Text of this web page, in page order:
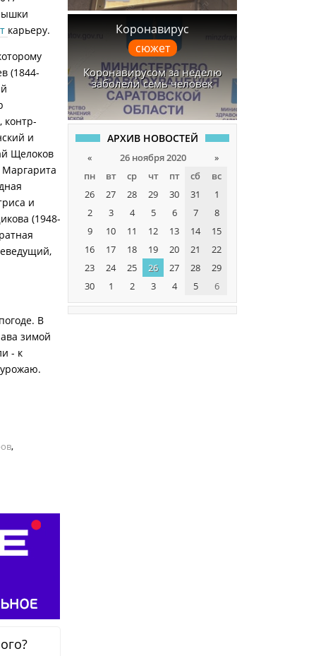
карьеру.
(1844-
контр-
и
Щелоков
Маргарита
и
(1948-
В
зимой
- к
,
Коронавирус
сюжет
Коронавирусом за неделю
заболели семь человек
АРХИВ НОВОСТЕЙ
« 26 ноября 2020
»
пн
вт ср чт пт сб
вс
26
27 28 29 30 31
1
2
3 4 5 6 7
8
9
10 11 12 13 14
15
16
17 18 19 20 21
22
23
24 25 26 27 28
29
30
1 2 3 4 5 6